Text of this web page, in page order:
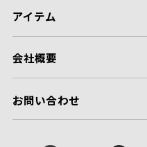
アイテム
会社概要
お問い合わせ